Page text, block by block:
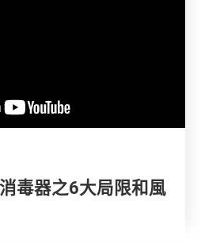
毒器之6大局限和風